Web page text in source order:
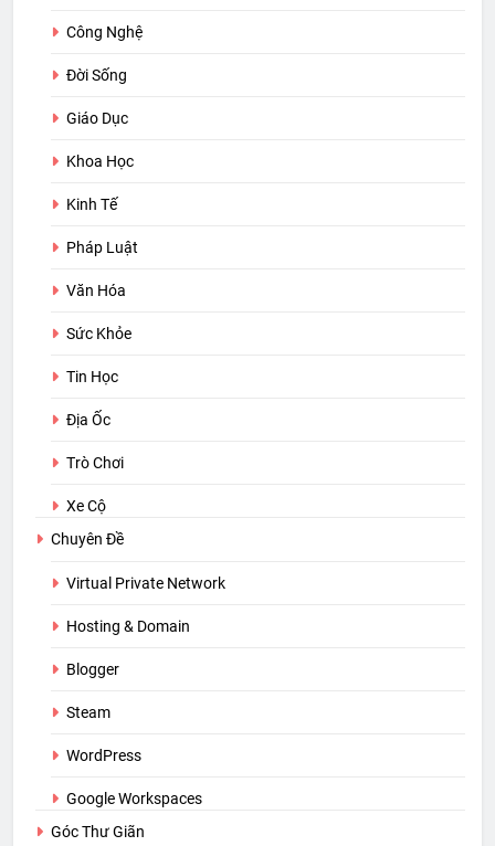
Công Nghệ
Đời Sống
Giáo Dục
Khoa Học
Kinh Tế
Pháp Luật
Văn Hóa
Sức Khỏe
Tin Học
Địa Ốc
Trò Chơi
Xe Cộ
Chuyên Đề
Virtual Private Network
Hosting & Domain
Blogger
Steam
WordPress
Google Workspaces
Góc Thư Giãn